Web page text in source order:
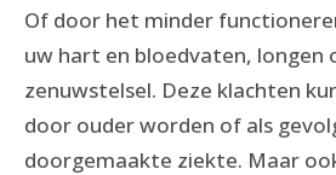
Of door het minder
uw hart en bloedvaten, longen
zenuwstelsel. Deze klachten
door ouder worden of als
doorgemaakte ziekte. Maar